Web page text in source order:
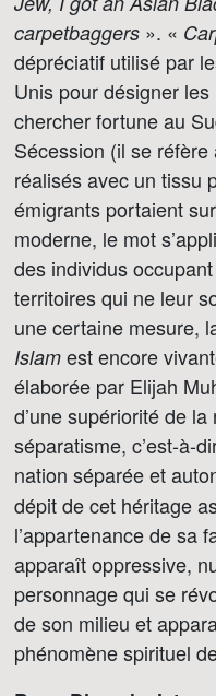
carpetbaggers ». «
dépréciatif utilisé par
Unis pour désigner
chercher fortune au
Sécession (il se réfère
réalisés avec un tissu
émigrants portaient
moderne, le mot
des individus
territoires qui ne leur
une certaine mesure,
Islam est encore
élaborée par Elijah
d’une supériorité de
séparatisme, c’est-à-
nation séparée et
dépit de cet héritage
l’appartenance de sa
apparaît oppressive,
personnage qui se
de son milieu et
phénomène spirituel